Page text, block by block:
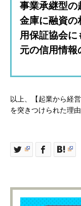
事業承継型の
金庫に融資の
用保証協会に
元の信用情報
以上、【起業から経
を突きつけられた理